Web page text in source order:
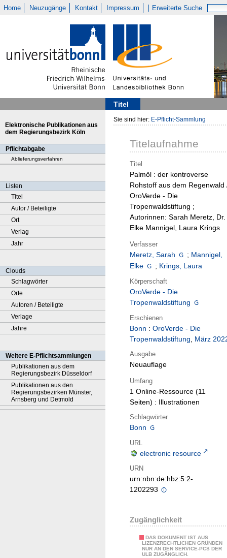
Home Neuzugänge Kontakt Impressum Erweiterte Suche
Titel
Elektronische Publikationen aus
dem Regierungsbezirk Köln
Pflichtabgabe
Ablieferungsverfahren
Listen
Titel
Autor / Beteiligte
Ort
Verlag
Jahr
Clouds
Schlagwörter
Orte
Autoren / Beteiligte
Verlage
Jahre
Weitere E-Pflichtsammlungen
Publikationen aus dem
Regierungsbezirk Düsseldorf
Publikationen aus den
Regierungsbezirken Münster,
Arnsberg und Detmold
Sie sind hier: E-Pflicht-Sammlung
Titelaufnahme
Titel
Palmöl : der kontroverse
Rohstoff aus dem Regenwald
OroVerde - Die
Tropenwaldstiftung ;
Autorinnen: Sarah Meretz, Dr.
Elke Mannigel, Laura Krings
Verfasser
Meretz, Sarah ; Mannigel,
Elke
; Krings, Laura
Körperschaft
OroVerde - Die
Tropenwaldstiftung
Erschienen
Bonn : OroVerde - Die
Tropenwaldstiftung, März
Ausgabe
Neuauflage
Umfang
1 Online-Ressource (11
Seiten) : Illustrationen
Schlagwörter
Bonn
URL
electronic resource
URN
urn:nbn:de:hbz:5:2-
1202293
Zugänglichkeit
DAS DOKUMENT IST AUS
LIZENZRECHTLICHEN GRÜNDEN
NUR AN DEN SERVICE-PCS DER
ULB ZUGÄNGLICH.